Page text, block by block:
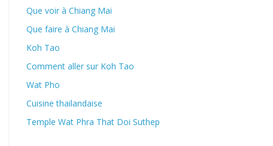
Que voir à Chiang Mai
Que faire à Chiang Mai
Koh Tao
Comment aller sur Koh Tao
Wat Pho
Cuisine thailandaise
Temple Wat Phra That Doi Suthep